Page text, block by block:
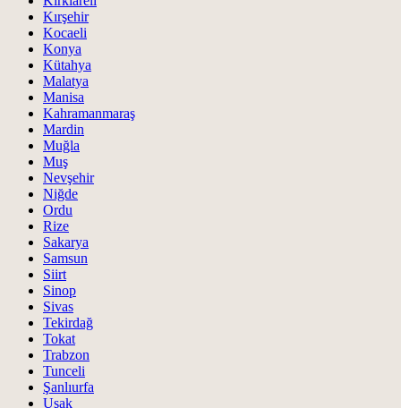
Kırşehir
Kocaeli
Konya
Kütahya
Malatya
Manisa
Kahramanmaraş
Mardin
Muğla
Muş
Nevşehir
Niğde
Ordu
Rize
Sakarya
Samsun
Siirt
Sinop
Sivas
Tekirdağ
Tokat
Trabzon
Tunceli
Şanlıurfa
Uşak